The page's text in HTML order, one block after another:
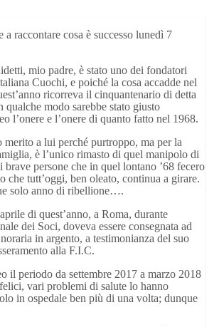
a raccontare cosa è successo lunedì 7
mio padre, è stato uno dei fondatori
Cuochi, e poiché la cosa accadde nel
ricorreva il cinquantenario di detta
qualche modo sarebbe stato giusto
l’onere e l’onere di quanto fatto nel 1968.
merito a lui perché purtroppo, ma per la
è l’unico rimasto di quel manipolo di
brave persone che in quel lontano ’68 fecero
che tutt’oggi, ben oleato, continua a girare.
solo anno di ribellione….
di quest’anno, a Roma, durante
dei Soci, doveva essere consegnata ad
in argento, a testimonianza del suo
alla F.I.C.
il periodo da settembre 2017 a marzo 2018
vari problemi di salute lo hanno
in ospedale ben più di una volta; dunque